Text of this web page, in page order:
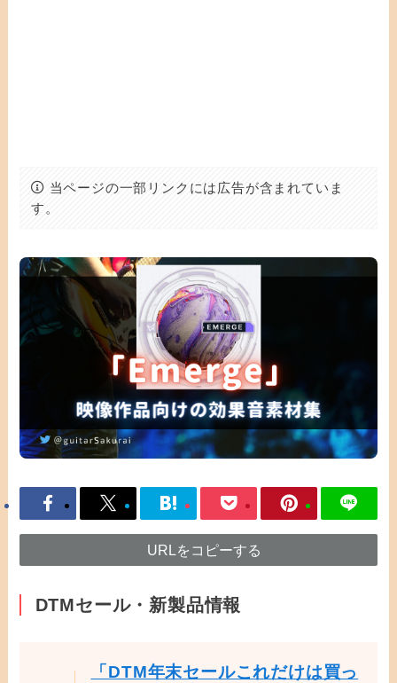
当ページの一部リンクには広告が含まれていま
す。
URLをコピーする
DTMセール・新製品情報
「DTM年末セールこれだけは買っ